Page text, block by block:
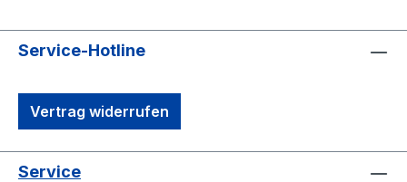
Service-Hotline
Vertrag widerrufen
Service